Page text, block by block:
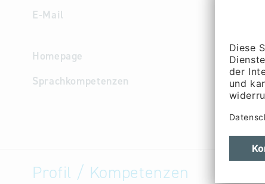
E-Mail
Homepage
http://
Sprachkompetenzen
Deutsch
Profil / Kompetenzen